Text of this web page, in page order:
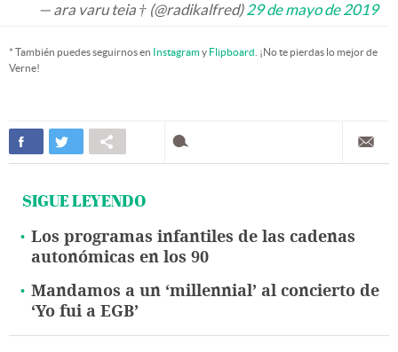
— ara varu teia † (@radikalfred)29 de mayo de 2019
* También puedes seguirnos en Instagramy Flipboard . ¡No te pierdas lo mejor de
Verne!
SIGUE LEYENDO
Los programas infantiles de las cadenas
autonómicas en los 90
Mandamos a un ‘millennial’ al concierto de
‘Yo fui a EGB’